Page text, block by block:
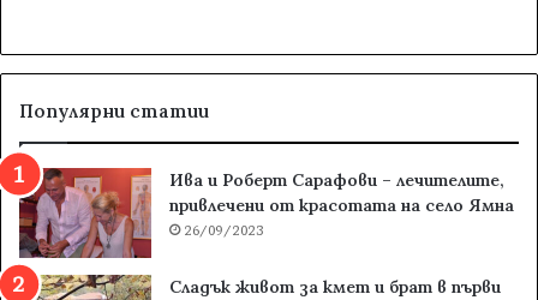
Популярни статии
Ива и Роберт Сарафови – лечителите,
привлечени от красотата на село Ямна
26/09/2023
Сладък живот за кмет и брат в първи